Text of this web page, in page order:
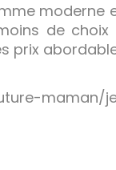
moderne
de
prix
maman/